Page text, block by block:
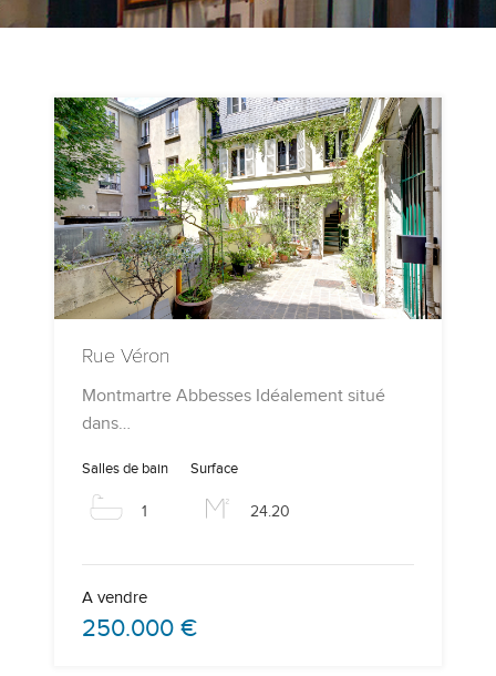
Rue Véron
Montmartre Abbesses Idéalement situé
dans…
Salles de bain
1
Surface
24.20
A vendre
250.000 €